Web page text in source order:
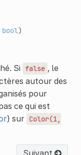
bool)
Si false , le
autour des
pour
ce qui est
) sur Color(1,
Suivant